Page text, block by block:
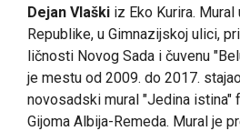
Dejan Vlaški iz Eko Kurira. Mural
Republike, u Gimnazijskoj ulici,
ličnosti Novog Sada i čuvenu
je mestu od 2009. do 2017.
novosadski mural "Jedina istina"
Gijoma Albija-Remeda. Mural je